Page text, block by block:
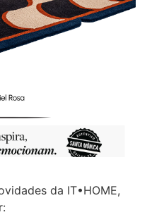
da IT•HOME,